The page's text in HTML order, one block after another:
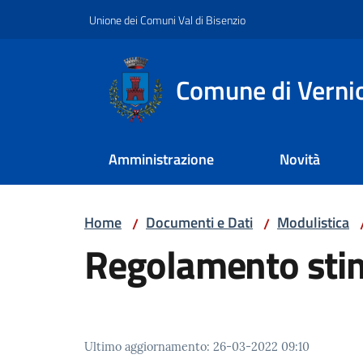
Unione dei Comuni Val di Bisenzio
Comune di
Amministrazione Novità
Home / Documenti e Dati / Modulistica
Regolamento
Ultimo aggiornamento: 26-03-2022 09:10